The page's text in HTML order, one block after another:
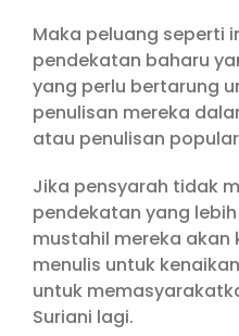
Maka peluang seperti
pendekatan baharu
yang perlu bertarung
penulisan mereka
atau penulisan
Jika pensyarah tidak
pendekatan yang
mustahil mereka
menulis untuk
untuk
Suriani lagi.